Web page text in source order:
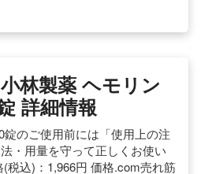
林製薬 ヘモリン
詳細情報
のご使用前には「使用上の注
・用量を守って正しくお使い
(税込)：1,966円 価格.com売れ筋